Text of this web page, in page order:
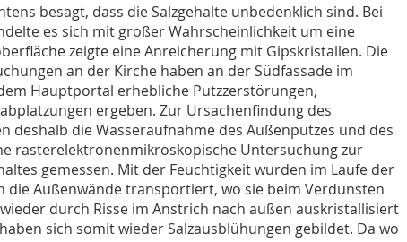
besagt, dass die Salzgehalte unbedenklich sind. Bei
es sich mit großer Wahrscheinlichkeit um eine
zeigte eine Anreicherung mit Gipskristallen. Die
an der Kirche haben an der Südfassade im
Hauptportal erhebliche Putzzerstörungen,
ergeben. Zur Ursachenfindung des
deshalb die Wasseraufnahme des Außenputzes und des
rasterelektronenmikroskopische Untersuchung zur
gemessen. Mit der Feuchtigkeit wurden im Laufe der
die Außenwände transportiert, wo sie beim Verdunsten
durch Risse im Anstrich nach außen auskristallisiert
sich somit wieder Salzausblühungen gebildet. Da wo